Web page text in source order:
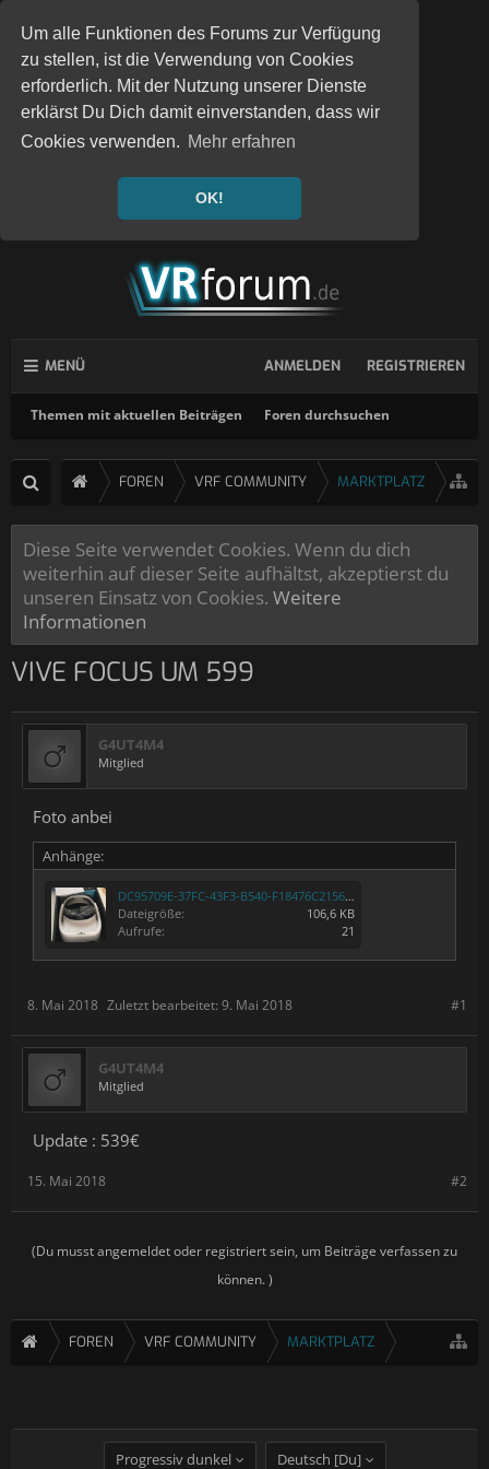
Um alle Funktionen des Forums zur Verfügung
zu stellen, ist die Verwendung von Cookies
erforderlich. Mit der Nutzung unserer Dienste
erklärst Du Dich damit einverstanden, dass wir
Cookies verwenden. Mehr erfahren
OK!
MENÜ
Themen mit aktuellen Beiträgen Foren durchsuchen
ANMELDEN REGISTRIEREN
FOREN VRF COMMUNITY MARKTPLATZ
Diese Seite verwendet Cookies. Wenn du dich
weiterhin auf dieser Seite aufhältst, akzeptierst du
unseren Einsatz von Cookies. Weitere
Informationen
VIVE FOCUS UM 599
G4UT4M4
Mitglied
Foto anbei
Anhänge:
DC95709E-37FC-43F3-B540-F18476C2156E.jpeg
Dateigröße:
106,6 KB
Aufrufe:
21
#1
8. Mai 2018 Zuletzt bearbeitet: 9. Mai 2018
G4UT4M4
Mitglied
Update : 539€
#2
15. Mai 2018
(Du musst angemeldet oder registriert sein, um Beiträge verfassen zu
können. )
FOREN VRF COMMUNITY MARKTPLATZ
Progressiv dunkel Deutsch [Du]